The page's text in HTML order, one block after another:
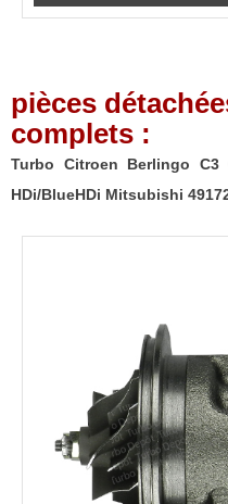
pièces
complets :
Turbo Citroen Berlingo C3
HDi/BlueHDi Mitsubishi